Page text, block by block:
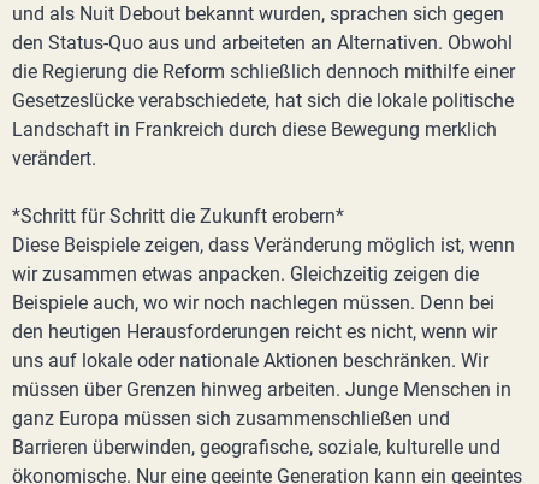
und als Nuit Debout bekannt wurden, sprachen sich gegen
den Status-Quo aus und arbeiteten an Alternativen. Obwohl
die Regierung die Reform schließlich dennoch mithilfe einer
Gesetzeslücke verabschiedete, hat sich die lokale politische
Landschaft in Frankreich durch diese Bewegung merklich
verändert.
*Schritt für Schritt die Zukunft erobern*
Diese Beispiele zeigen, dass Veränderung möglich ist, wenn
wir zusammen etwas anpacken. Gleichzeitig zeigen die
Beispiele auch, wo wir noch nachlegen müssen. Denn bei
den heutigen Herausforderungen reicht es nicht, wenn wir
uns auf lokale oder nationale Aktionen beschränken. Wir
müssen über Grenzen hinweg arbeiten. Junge Menschen in
ganz Europa müssen sich zusammenschließen und
Barrieren überwinden, geografische, soziale, kulturelle und
ökonomische. Nur eine geeinte Generation kann ein geeintes